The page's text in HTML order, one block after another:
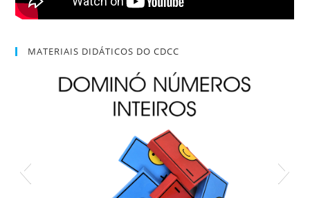
MATERIAIS DIDÁTICOS DO CDCC